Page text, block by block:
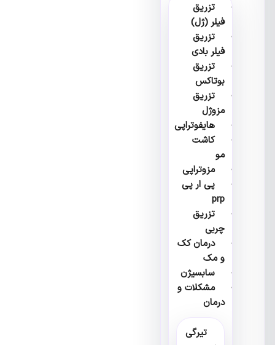
تزریق
فیلر (ژل)
تزریق
فیلر بادی
تزریق
بوتاکس
تزریق
مزوژل
هایفوتراپی
کاشت
مزوتراپی
پی ار پی
تزریق
چربی
درمان کک
و مک
سابسیژن
مشکلات و
درمان
تیرگی